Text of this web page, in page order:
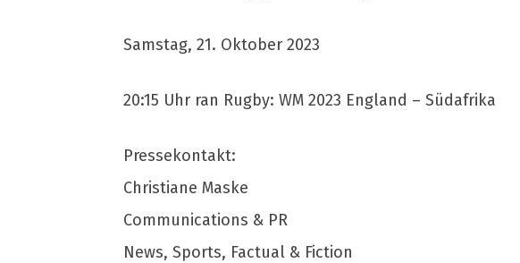
Samstag, 21. Oktober 2023
20:15 Uhr ran Rugby: WM 2023 England – Südafrika
Pressekontakt:
Christiane Maske
Communications & PR
News, Sports, Factual & Fiction